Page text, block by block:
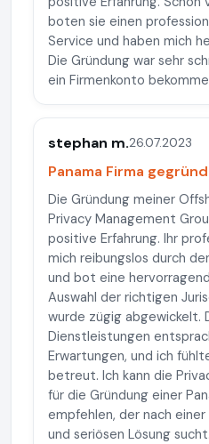
boten sie einen
Service und haben mich
Die Gründung war sehr
ein Firmenkonto
stephan m.26.07.2023
Panama Firma
Die Gründung meiner
Privacy Management
positive Erfahrung. Ihr
mich reibungslos durch
und bot eine
Auswahl der richtigen
wurde zügig
Dienstleistungen
Erwartungen, und ich
betreut. Ich kann die
für die Gründung einer
empfehlen, der nach
und seriösen Lösung sucht.